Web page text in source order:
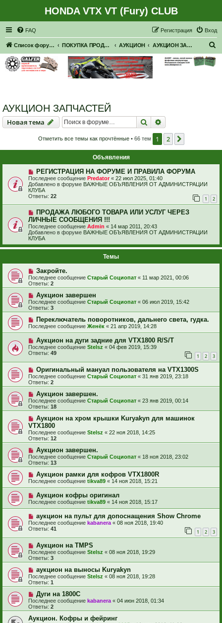
HONDA VTX VT (Fury) CLUB
FAQ Вход
Регистрация
Список форумов ПОКУПКА ПРОДАЖА АУКЦИОН АУКЦИОН ЗАПЧАСТЕЙ
АУКЦИОН ЗАПЧАСТЕЙ
Новая тема
Новаятема Поиск
Отметить все темы как прочтённые• 66 тем 1 2
Объявления
РЕГИСТРАЦИЯ НА ФОРУМЕ И ПРАВИЛА ФОРУМА
Последнее сообщение Predator« 22 июл 2025, 01:40
Добавлено в форуме ВАЖНЫЕ ОБЪЯВЛЕНИЯ ОТ АДМИНИСТРАЦИИ
КЛУБА
Ответы: 22 1 2
ПРОДАЖА ЛЮБОГО ТОВАРА ИЛИ УСЛУГ ЧЕРЕЗ
ЛИЧНЫЕ СООБЩЕНИЯ !!!
Последнее сообщение Admin « 14 мар 2011, 20:43
Добавлено в форуме ВАЖНЫЕ ОБЪЯВЛЕНИЯ ОТ АДМИНИСТРАЦИИ
КЛУБА
Темы
Закройте.
Последнее сообщение Старый Социопат « 11 мар 2021, 00:06
Ответы: 2
Аукцион завершен
Последнее сообщение Старый Социопат « 06 июл 2019, 15:42
Ответы: 3
Переключатель поворотников, дальнего света, гудка.
Последнее сообщение Женёк « 21 апр 2019, 14:28
Аукцион на дуги задние для VTX1800 R/S/T
Последнее сообщение Stelsz « 04 фев 2019, 15:39
Ответы: 49 1 2 3
Оригинальный мануал пользователя на VTX1300S
Последнее сообщение Старый Социопат « 31 янв 2019, 23:18
Ответы: 2
Аукцион завершен.
Последнее сообщение Старый Социопат « 23 янв 2019, 00:14
Ответы: 18
Аукцион на хром крышки Kuryakyn для машинок
VTX1800
Последнее сообщение Stelsz « 22 ноя 2018, 14:25
Ответы: 12
Аукцион завершен.
Последнее сообщение Старый Социопат « 18 ноя 2018, 23:02
Ответы: 13
Аукцион рамки для кофров VTX1800R
Последнее сообщение tikva89 « 14 ноя 2018, 15:21
Аукцион кофры оригинал
Последнее сообщение tikva89 « 14 ноя 2018, 15:17
аукцион на пульт для допоснащения Show Chrome
Последнее сообщение kabanera « 08 ноя 2018, 19:40
Ответы: 41 1 2 3
Аукцион на TMPS
Последнее сообщение Stelsz « 08 ноя 2018, 19:29
Ответы: 3
аукцион на выносы Kuryakyn
Последнее сообщение Stelsz « 08 ноя 2018, 19:28
Ответы: 1
Дуги на 1800С
Последнее сообщение kabanera « 04 июн 2018, 01:34
Ответы: 2
Аукцион. Кофры и фейринг